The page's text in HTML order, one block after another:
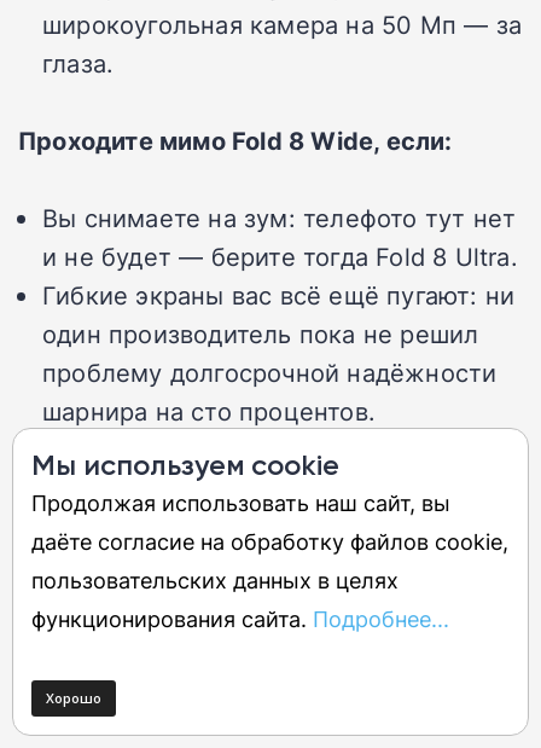
широкоугольная камера на 50 Мп — за
глаза.
Проходите мимо Fold 8 Wide, если:
Вы снимаете на зум: телефото тут нет
и не будет — берите тогда Fold 8 Ultra.
Гибкие экраны вас всё ещё пугают: ни
один производитель пока не решил
проблему долгосрочной надёжности
шарнира на сто процентов.
Вы в России и хотите официальный
сервис: его нет — только магазинная
гарантия.
Galaxy Z Fold 8 Ultra — берите, если:
Нужен лучший Fold с тремя камерами,
телефото и максимальным экраном.
Мы используем cookie
Продолжая использовать наш сайт, вы
даёте согласие на обработку файлов cookie,
пользовательских данных в целях
функционирования сайта. Подробнее...